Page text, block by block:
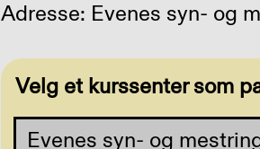
Adresse: Evenes syn- og
Velg et kurssenter som